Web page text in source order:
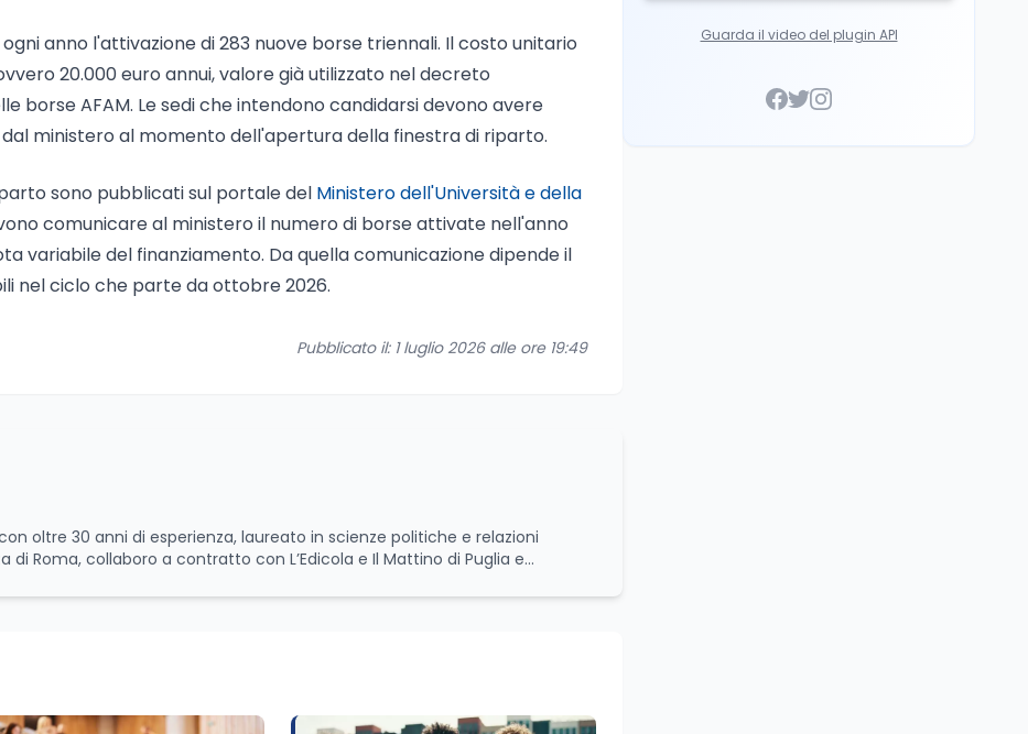
anno l'attivazione di 283 nuove borse triennali. Il costo unitario
20.000 euro annui, valore già utilizzato nel decreto
borse AFAM. Le sedi che intendono candidarsi devono avere
ministero al momento dell'apertura della finestra di riparto.
sono pubblicati sul portale del Ministero dell'Università e della
comunicare al ministero il numero di borse attivate nell'anno
variabile del finanziamento. Da quella comunicazione dipende il
nel ciclo che parte da ottobre 2026.
Pubblicato il: 1 luglio 2026 alle ore 19:49
oltre 30 anni di esperienza, laureato in scienze politiche e relazioni
di Roma, collaboro a contratto con L’Edicola e Il Mattino di Puglia e
delle attività istituzionali con un focus sia sulle iniziative e sui programmi
pubblici e privati e sviluppo programmi di valorizzazione culturale e
Il Castello editore e Dal Rosso al Nero. Ho partecipato al volume
Guarda il video del plugin API